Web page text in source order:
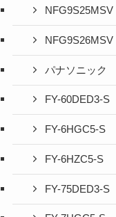
NFG9S25MSV
NFG9S26MSV
パナソニック
FY-60DED3-S
FY-6HGC5-S
FY-6HZC5-S
FY-75DED3-S